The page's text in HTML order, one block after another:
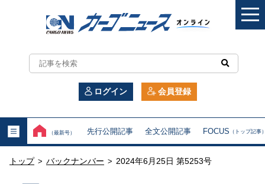
カ
ー
ニ
ュ
ログイン 会員登録
（最新号） 先行公開記事 全文公開記事 FOCUS （トップ記事
トップ > バックナンバー > 2024年6月25日 第5253号